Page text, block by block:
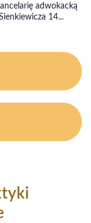
adwokacką
14...